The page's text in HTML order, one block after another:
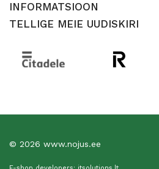
INFORMATSIOON
TELLIGE MEIE UUDISKIRI
© 2026 www.nojus.ee